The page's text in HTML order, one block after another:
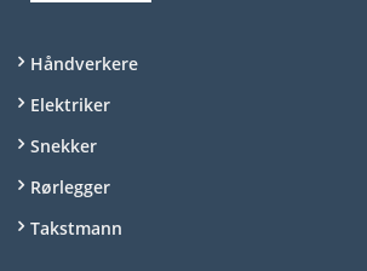
Håndverkere
Elektriker
Snekker
Rørlegger
Takstmann